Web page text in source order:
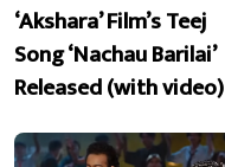
‘Akshara’ Film’s Teej
Song ‘Nachau Barilai’
Released (with video)